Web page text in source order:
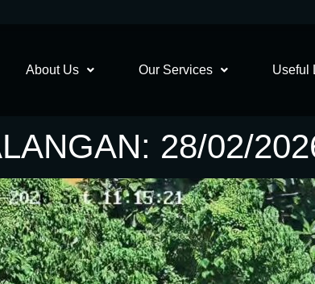
About Us Our Services Useful
28/02/